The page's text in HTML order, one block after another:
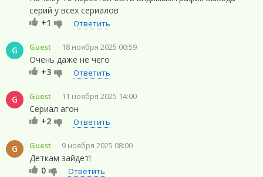
серий у всех сериалов
+1
Ответить
G Guest 18 ноября 2025 00:59
Очень даже не чего
+3
Ответить
G Guest 11 ноября 2025 14:00
Сериал агон
+2
Ответить
G Guest 9 ноября 2025 08:00
Деткам зайдет!
0
Ответить